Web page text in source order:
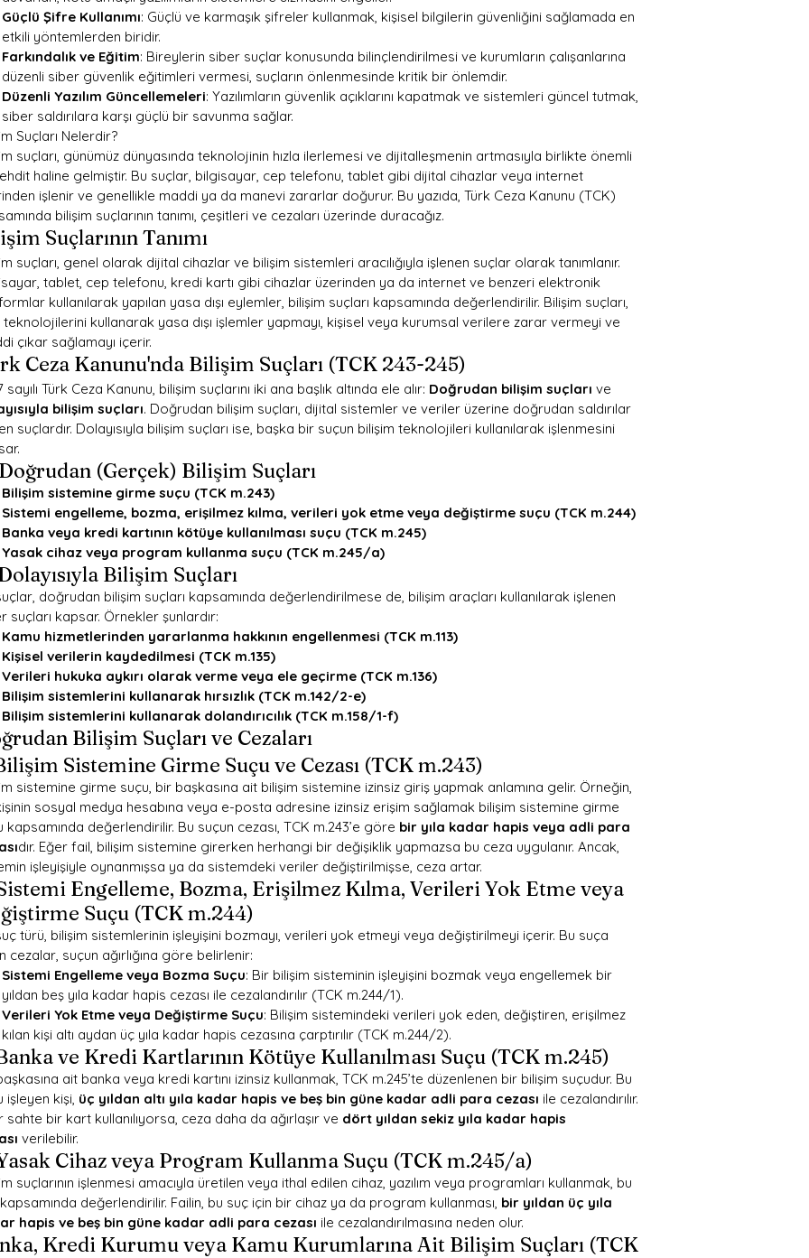
Güçlü Şifre Kullanımı: Güçlü ve karmaşık şifreler kullanmak, kişisel bilgilerin güvenliğini sağlamada en
etkili yöntemlerden biridir.
Farkındalık ve Eğitim: Bireylerin siber suçlar konusunda bilinçlendirilmesi ve kurumların çalışanlarına
düzenli siber güvenlik eğitimleri vermesi, suçların önlenmesinde kritik bir önlemdir.
Düzenli Yazılım Güncellemeleri: Yazılımların güvenlik açıklarını kapatmak ve sistemleri güncel tutmak,
siber saldırılara karşı güçlü bir savunma sağlar.
Suçları Nelerdir?
suçları, günümüz dünyasında teknolojinin hızla ilerlemesi ve dijitalleşmenin artmasıyla birlikte önemli
haline gelmiştir. Bu suçlar, bilgisayar, cep telefonu, tablet gibi dijital cihazlar veya internet
işlenir ve genellikle maddi ya da manevi zararlar doğurur. Bu yazıda, Türk Ceza Kanunu (TCK)
bilişim suçlarının tanımı, çeşitleri ve cezaları üzerinde duracağız.
Suçlarının Tanımı
suçları, genel olarak dijital cihazlar ve bilişim sistemleri aracılığıyla işlenen suçlar olarak tanımlanır.
tablet, cep telefonu, kredi kartı gibi cihazlar üzerinden ya da internet ve benzeri elektronik
kullanılarak yapılan yasa dışı eylemler, bilişim suçları kapsamında değerlendirilir. Bilişim suçları,
kullanarak yasa dışı işlemler yapmayı, kişisel veya kurumsal verilere zarar vermeyi ve
çıkar sağlamayı içerir.
Ceza Kanunu'nda Bilişim Suçları (TCK 243-245)
sayılı Türk Ceza Kanunu, bilişim suçlarını iki ana başlık altında ele alır: Doğrudan bilişim suçları ve
bilişim suçları. Doğrudan bilişim suçları, dijital sistemler ve veriler üzerine doğrudan saldırılar
suçlardır. Dolayısıyla bilişim suçları ise, başka bir suçun bilişim teknolojileri kullanılarak işlenmesini
(Gerçek) Bilişim Suçları
Bilişim sistemine girme suçu (TCK m.243)
Sistemi engelleme, bozma, erişilmez kılma, verileri yok etme veya değiştirme suçu (TCK m.244)
Banka veya kredi kartının kötüye kullanılması suçu (TCK m.245)
Yasak cihaz veya program kullanma suçu (TCK m.245/a)
Bilişim Suçları
doğrudan bilişim suçları kapsamında değerlendirilmese de, bilişim araçları kullanılarak işlenen
suçları kapsar. Örnekler şunlardır:
Kamu hizmetlerinden yararlanma hakkının engellenmesi (TCK m.113)
Kişisel verilerin kaydedilmesi (TCK m.135)
Verileri hukuka aykırı olarak verme veya ele geçirme (TCK m.136)
Bilişim sistemlerini kullanarak hırsızlık (TCK m.142/2-e)
Bilişim sistemlerini kullanarak dolandırıcılık (TCK m.158/1-f)
Bilişim Suçları ve Cezaları
Sistemine Girme Suçu ve Cezası (TCK m.243)
sistemine girme suçu, bir başkasına ait bilişim sistemine izinsiz giriş yapmak anlamına gelir. Örneğin,
sosyal medya hesabına veya e-posta adresine izinsiz erişim sağlamak bilişim sistemine girme
kapsamında değerlendirilir. Bu suçun cezası, TCK m.243’e göre bir yıla kadar hapis veya adli para
dır. Eğer fail, bilişim sistemine girerken herhangi bir değişiklik yapmazsa bu ceza uygulanır. Ancak,
işleyişiyle oynanmışsa ya da sistemdeki veriler değiştirilmişse, ceza artar.
Engelleme, Bozma, Erişilmez Kılma, Verileri Yok Etme veya
Suçu (TCK m.244)
türü, bilişim sistemlerinin işleyişini bozmayı, verileri yok etmeyi veya değiştirilmeyi içerir. Bu suça
cezalar, suçun ağırlığına göre belirlenir:
Sistemi Engelleme veya Bozma Suçu: Bir bilişim sisteminin işleyişini bozmak veya engellemek bir
yıldan beş yıla kadar hapis cezası ile cezalandırılır (TCK m.244/1).
Verileri Yok Etme veya Değiştirme Suçu: Bilişim sistemindeki verileri yok eden, değiştiren, erişilmez
kılan kişi altı aydan üç yıla kadar hapis cezasına çarptırılır (TCK m.244/2).
ve Kredi Kartlarının Kötüye Kullanılması Suçu (TCK m.245)
ait banka veya kredi kartını izinsiz kullanmak, TCK m.245’te düzenlenen bir bilişim suçudur. Bu
işleyen kişi, üç yıldan altı yıla kadar hapis ve beş bin güne kadar adli para cezası ile cezalandırılır.
sahte bir kart kullanılıyorsa, ceza daha da ağırlaşır ve dört yıldan sekiz yıla kadar hapis
verilebilir.
Cihaz veya Program Kullanma Suçu (TCK m.245/a)
suçlarının işlenmesi amacıyla üretilen veya ithal edilen cihaz, yazılım veya programları kullanmak, bu
değerlendirilir. Failin, bu suç için bir cihaz ya da program kullanması, bir yıldan üç yıla
hapis ve beş bin güne kadar adli para cezası ile cezalandırılmasına neden olur.
Kredi Kurumu veya Kamu Kurumlarına Ait Bilişim Suçları (TCK